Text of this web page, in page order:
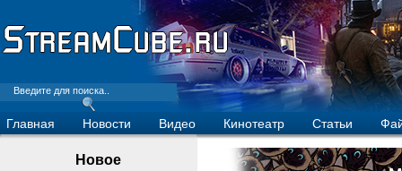
Главная Новости Видео Кинотеатр Статьи
Новое